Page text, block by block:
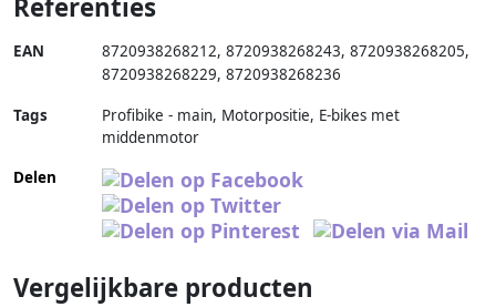
Referenties
EAN 8720938268212, 8720938268243, 8720938268205,
8720938268229, 8720938268236
Tags
Profibike - main, Motorpositie, E-bikes met
middenmotor
Delen
Vergelijkbare producten